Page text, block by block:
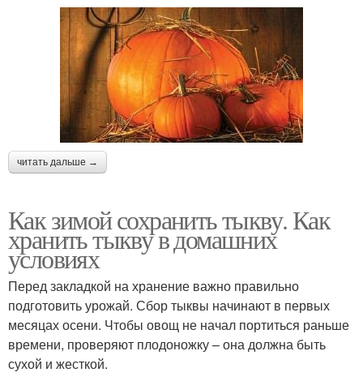
читать дальше →
Как зимой сохранить тыкву. Как
хранить тыкву в домашних
условиях
Перед закладкой на хранение важно правильно
подготовить урожай. Сбор тыквы начинают в первых
месяцах осени. Чтобы овощ не начал портиться раньше
времени, проверяют плодоножку – она должна быть
сухой и жесткой.